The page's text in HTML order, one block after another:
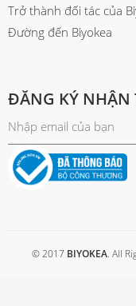
Trở thành đối tác của
Đường đến Biyokea
ĐĂNG KÝ NHẬN
© 2017 BIYOKEA. All